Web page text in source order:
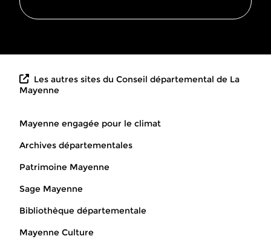
Les autres sites du Conseil départemental de La
Mayenne
Mayenne engagée pour le climat
Archives départementales
Patrimoine Mayenne
Sage Mayenne
Bibliothèque départementale
Mayenne Culture